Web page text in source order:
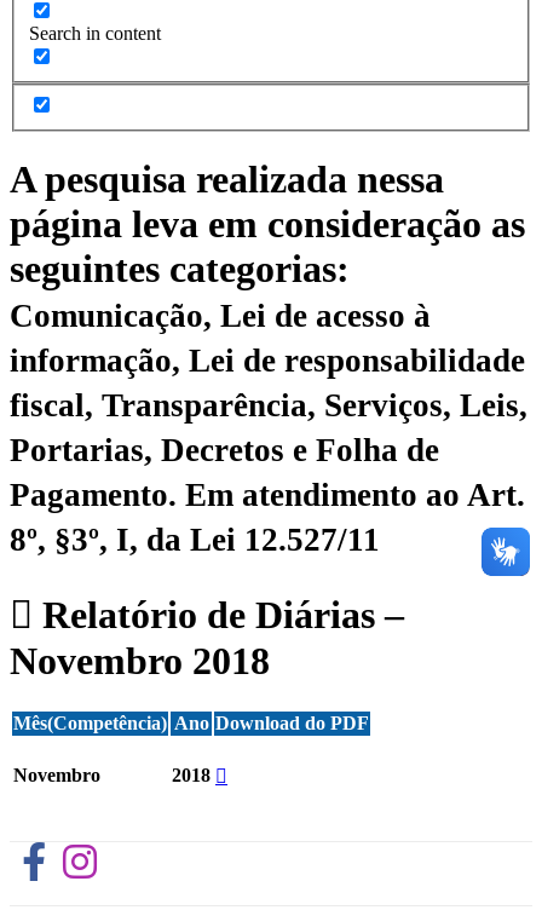
Search in content
A pesquisa realizada nessa
página leva em consideração as
seguintes categorias:
Comunicação, Lei de acesso à
informação, Lei de responsabilidade
fiscal, Transparência, Serviços, Leis,
Portarias, Decretos e Folha de
Pagamento. Em atendimento ao Art.
8º, §3º, I, da Lei 12.527/11
Relatório de Diárias –
Novembro 2018
Mês(Competência) Ano Download do PDF
Novembro 2018